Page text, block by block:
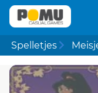
Spelletjes